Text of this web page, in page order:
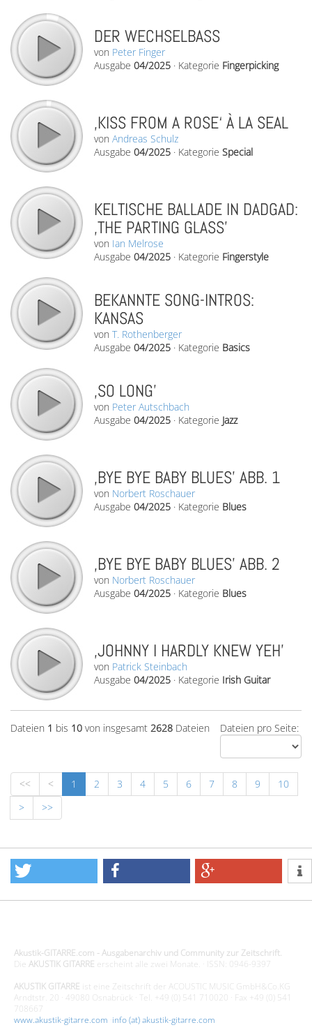
DER WECHSELBASS
von Peter Finger
Ausgabe 04/2025 · Kategorie Fingerpicking
‚KISS FROM A ROSE‘ À LA SEAL
von Andreas Schulz
Ausgabe 04/2025 · Kategorie Special
KELTISCHE BALLADE IN DADGAD:
‚THE PARTING GLASS’
von Ian Melrose
Ausgabe 04/2025 · Kategorie Fingerstyle
BEKANNTE SONG-INTROS:
KANSAS
von T. Rothenberger
Ausgabe 04/2025 · Kategorie Basics
‚SO LONG’
von Peter Autschbach
Ausgabe 04/2025 · Kategorie Jazz
‚BYE BYE BABY BLUES’ ABB. 1
von Norbert Roschauer
Ausgabe 04/2025 · Kategorie Blues
‚BYE BYE BABY BLUES’ ABB. 2
von Norbert Roschauer
Ausgabe 04/2025 · Kategorie Blues
‚JOHNNY I HARDLY KNEW YEH’
von Patrick Steinbach
Ausgabe 04/2025 · Kategorie Irish Guitar
Dateien pro Seite:
Dateien 1 bis 10 von insgesamt 2628 Dateien
<< < 1 2 3 4 5 6 7 8 9
10
>
>>
Akustik-GITARRE.com - Ausgabenarchiv und Community zur Zeitschrift.
Die AKUSTIK GITARRE erscheint alle zwei Monate. · ISSN: 0946-9397
AKUSTIK GITARRE ist eine Zeitschrift der ACOUSTIC MUSIC GmbH&Co.KG
Arndtstr. 20 · 49080 Osnabrück · Tel. +49 (0) 541 710020 · Fax +49 (0) 541
708667
www.akustik-gitarre.com ·info (at) akustik-gitarre.com